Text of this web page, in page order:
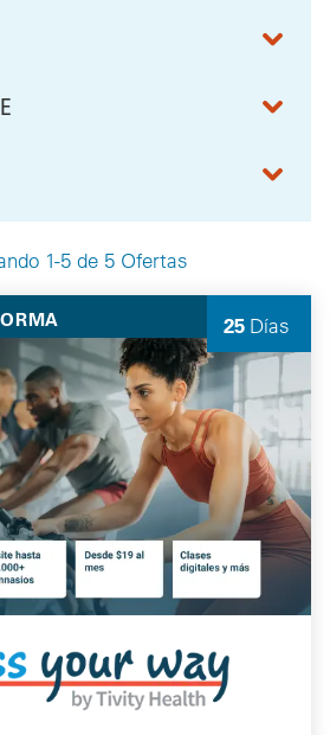
1-5 de 5 Ofertas
25 Días
quedan